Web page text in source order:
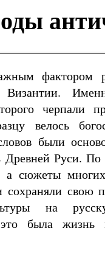
фактором
Византии.
черпали
велось
были
Руси. По
а сюжеты
свою
на
это была